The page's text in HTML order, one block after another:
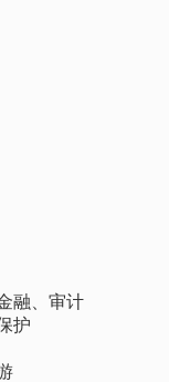
融、审计
护